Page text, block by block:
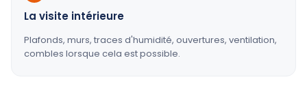
La visite intérieure
Plafonds, murs, traces d'humidité, ouvertures, ventilation,
combles lorsque cela est possible.